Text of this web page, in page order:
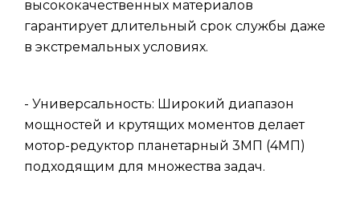
высококачественных материалов
гарантирует длительный срок службы даже
в экстремальных условиях.
- Универсальность: Широкий диапазон
мощностей и крутящих моментов делает
мотор-редуктор планетарный 3МП (4МП)
подходящим для множества задач.